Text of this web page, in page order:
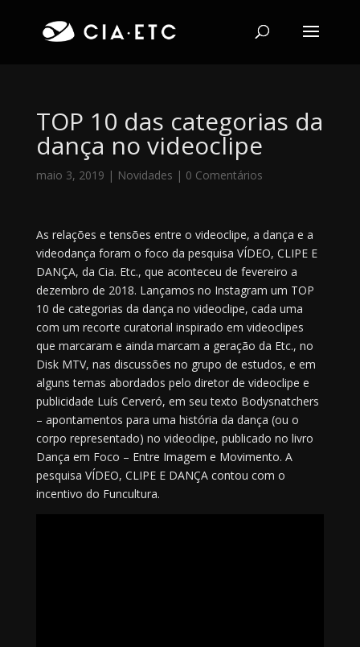
TOP 10 das categorias da
dança no videoclipe
maio 3, 2019 | Novidades | 0 Comentários
As relações e tensões entre o videoclipe, a dança e a
videodança foram o foco da pesquisa VÍDEO, CLIPE E
DANÇA, da Cia. Etc., que aconteceu de fevereiro a
dezembro de 2018. Lançamos no Instagram um TOP
10 de categorias da dança no videoclipe, cada uma
com um recorte curatorial inspirado em videoclipes
que marcaram e ainda marcam a geração da Etc., no
Disk MTV, nas discussões no grupo de estudos, e em
alguns temas abordados pelo diretor de videoclipe e
publicidade Luís Cerveró, em seu texto Bodysnatchers
– apontamentos para uma história da dança (ou o
corpo representado) no videoclipe, publicado no livro
Dança em Foco – Entre Imagem e Movimento. A
pesquisa VÍDEO, CLIPE E DANÇA contou com o
incentivo do Funcultura.